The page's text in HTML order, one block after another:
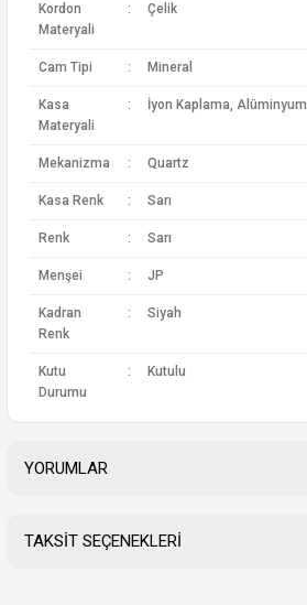
Kordon
Materyali
: Çelik
Cam Tipi : Mineral
Kasa
Materyali
: İyon Kaplama, Alüminyum
Mekanizma : Quartz
Kasa Renk : Sarı
Renk : Sarı
Menşei : JP
Kadran
Renk
: Siyah
Kutu
Durumu
: Kutulu
YORUMLAR
TAKSİT SEÇENEKLERİ